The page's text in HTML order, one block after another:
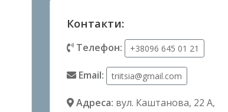
Контакти:
Телефон: +38096 645 01 21
Email: triitsia@gmail.com
Адреса: вул. Каштанова, 22 А,